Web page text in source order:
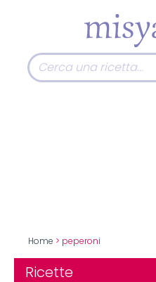
Home > peperoni
Ricette